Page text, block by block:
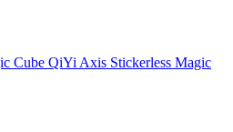
QiYi Axis Stickerless Magic